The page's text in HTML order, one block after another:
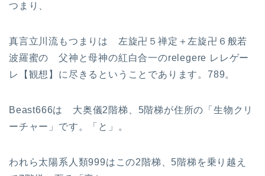
つまり、
真言立川流もつまりは 左旋卍５禅定＋左旋卍６般若
波羅蜜の 父神と母神の紅白合一のrelegere レレゲー
レ【観想】に尽きるということであります。789。
Beast666は 大奥儀2階梯、5階梯が住所の「生物クリ
ーチャー」です。「と」。
われら太陽系人類999はこの2階梯、5階梯を乗り越え